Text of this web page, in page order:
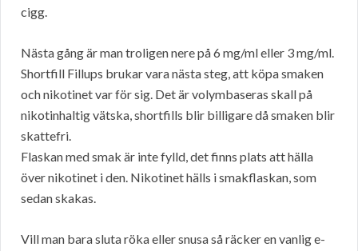
cigg.
Nästa gång är man troligen nere på 6 mg/ml eller 3 mg/ml.
Shortfill Fillups brukar vara nästa steg, att köpa smaken
och nikotinet var för sig. Det är volymbaseras skall på
nikotinhaltig vätska, shortfills blir billigare då smaken blir
skattefri.
Flaskan med smak är inte fylld, det finns plats att hälla
över nikotinet i den. Nikotinet hälls i smakflaskan, som
sedan skakas.
Vill man bara sluta röka eller snusa så räcker en vanlig e-